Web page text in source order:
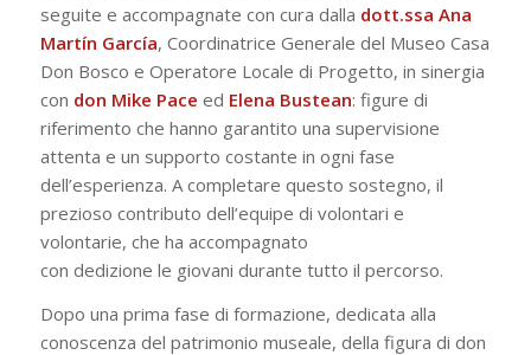
seguite e accompagnate con cura dalla dott.ssa Ana
Martín García, Coordinatrice Generale del Museo Casa
Don Bosco e Operatore Locale di Progetto, in sinergia
con don Mike Pace ed Elena Bustean: figure di
riferimento che hanno garantito una supervisione
attenta e un supporto costante in ogni fase
dell’esperienza. A completare questo sostegno, il
prezioso contributo dell’equipe di volontari e
volontarie, che ha accompagnato
con dedizione le giovani durante tutto il percorso.
Dopo una prima fase di formazione, dedicata alla
conoscenza del patrimonio museale, della figura di don